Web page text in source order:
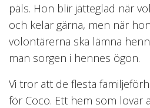
päls. Hon blir jätteglad när
och kelar gärna, men när
volontärerna ska lämna
man sorgen i hennes ögon.
Vi tror att de flesta
för Coco. Ett hem som lovar